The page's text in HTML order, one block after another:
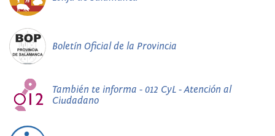
Boletín Oficial de la Provincia
También te informa - 012 CyL - Atención al
Ciudadano